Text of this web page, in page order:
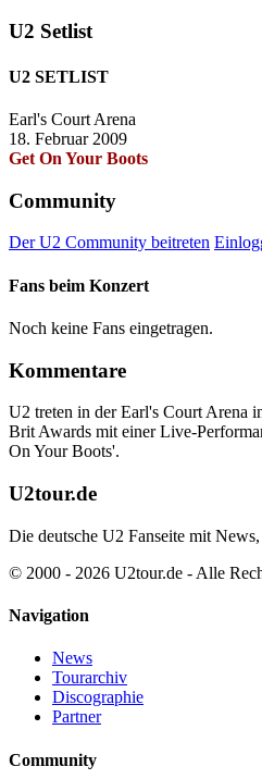
U2 Setlist
U2 SETLIST
Earl's Court Arena
18. Februar 2009
Get On Your Boots
Community
Der U2 Community beitreten
Fans beim Konzert
Noch keine Fans eingetragen.
Kommentare
U2 treten in der Earl's Court Arena
Brit Awards mit einer Live-
On Your Boots'.
U2tour.de
Die deutsche U2 Fanseite mit
© 2000 - 2026 U2tour.de - Alle
Navigation
News
Tourarchiv
Discographie
Partner
Community